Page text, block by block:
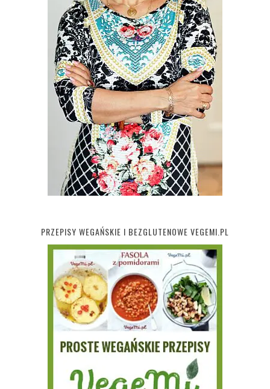
PRZEPISY WEGAŃSKIE I BEZGLUTENOWE VEGEMI.PL